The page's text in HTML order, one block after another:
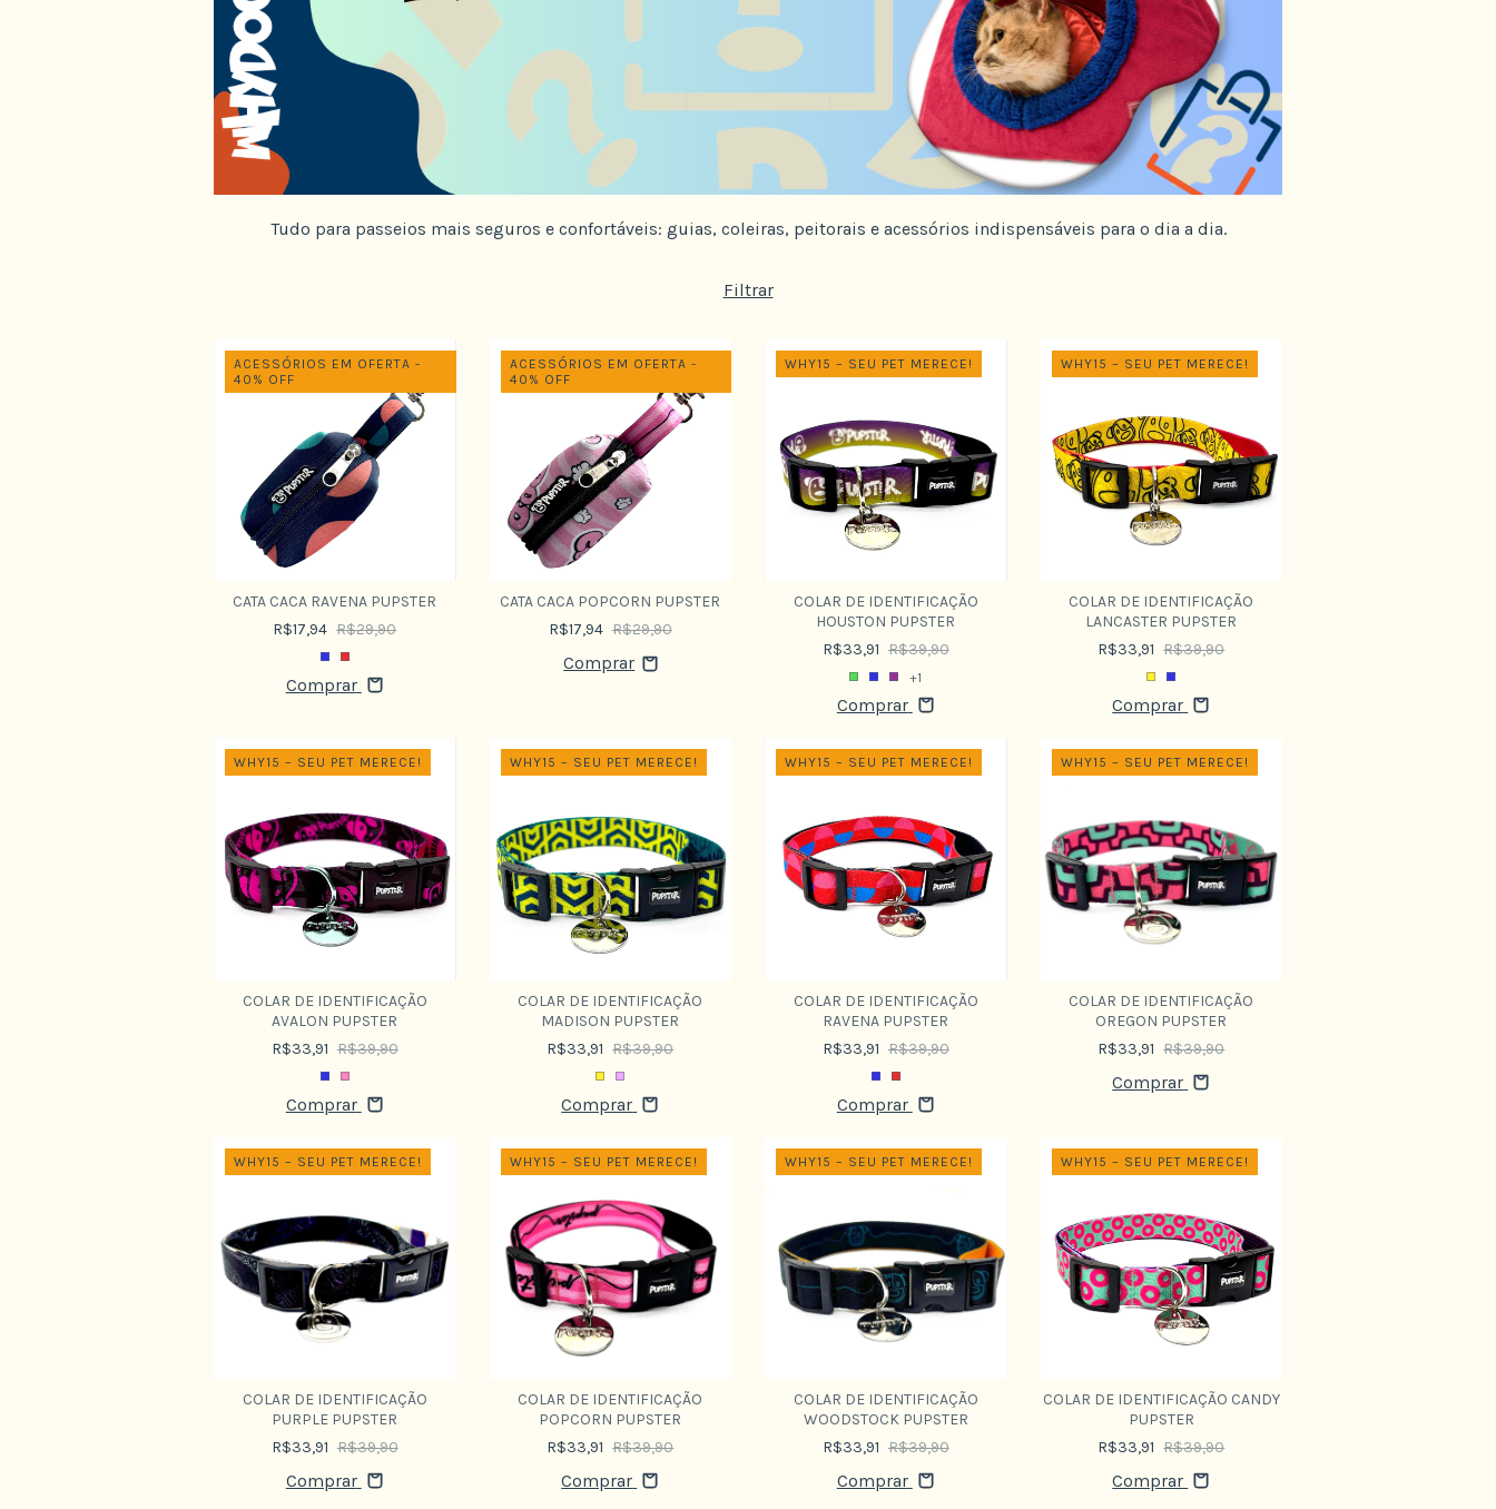
Tudo para passeios mais seguros e confortáveis: guias, coleiras, peitorais e acessórios indispensáveis para o dia a dia.
Filtrar
ACESSÓRIOS EM OFERTA -
40% OFF
CATA CACA RAVENA PUPSTER
R$17,94 R$29,90
Comprar
ACESSÓRIOS EM OFERTA -
40% OFF
CATA CACA POPCORN PUPSTER
R$17,94 R$29,90
WHY15 – SEU PET MERECE!
COLAR DE IDENTIFICAÇÃO
HOUSTON PUPSTER
R$33,91 R$39,90
+1
Comprar
WHY15 – SEU PET MERECE!
COLAR DE IDENTIFICAÇÃO
LANCASTER PUPSTER
R$33,91 R$39,90
Comprar
WHY15 – SEU PET MERECE!
COLAR DE IDENTIFICAÇÃO
AVALON PUPSTER
R$33,91 R$39,90
Comprar
WHY15 – SEU PET MERECE!
COLAR DE IDENTIFICAÇÃO
MADISON PUPSTER
R$33,91 R$39,90
Comprar
WHY15 – SEU PET MERECE!
COLAR DE IDENTIFICAÇÃO
RAVENA PUPSTER
R$33,91 R$39,90
Comprar
WHY15 – SEU PET MERECE!
COLAR DE IDENTIFICAÇÃO
OREGON PUPSTER
R$33,91 R$39,90
Comprar
WHY15 – SEU PET MERECE!
COLAR DE IDENTIFICAÇÃO
PURPLE PUPSTER
R$33,91 R$39,90
Comprar
WHY15 – SEU PET MERECE!
COLAR DE IDENTIFICAÇÃO
POPCORN PUPSTER
R$33,91 R$39,90
Comprar
WHY15 – SEU PET MERECE!
COLAR DE IDENTIFICAÇÃO
WOODSTOCK PUPSTER
R$33,91 R$39,90
Comprar
WHY15 – SEU PET MERECE!
COLAR DE IDENTIFICAÇÃO CANDY
PUPSTER
R$33,91 R$39,90
Comprar